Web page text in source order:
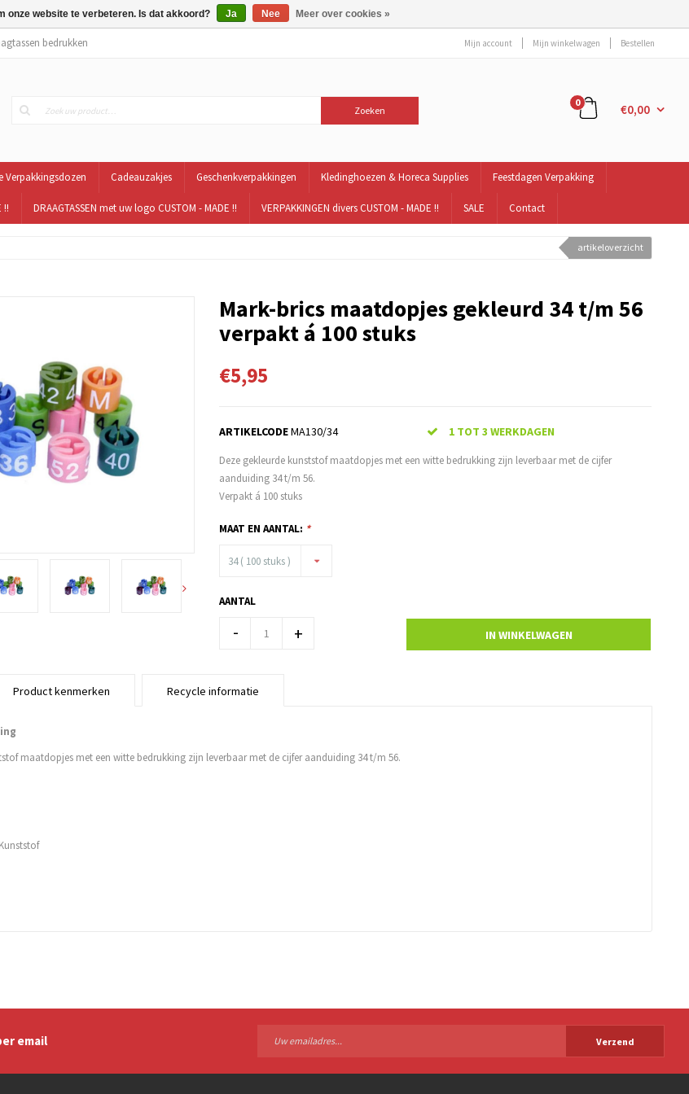
bedrukken Mijn account Mijn winkelwagen Bestellen
Zoeken
0 €0,00
Verpakkingsdozen Cadeauzakjes Geschenkverpakkingen Kledinghoezen & Horeca Supplies Feestdagen Verpakking
!! DRAAGTASSEN met uw logo CUSTOM - MADE !! VERPAKKINGEN divers CUSTOM - MADE !! SALE Contact
artikeloverzicht
Mark-brics maatdopjes gekleurd 34 t/m 56
verpakt á 100 stuks
€5,95
ARTIKELCODEMA130/34 1 TOT 3 WERKDAGEN
Deze gekleurde kunststof maatdopjes met een witte bedrukking zijn leverbaar met de cijfer
aanduiding 34 t/m 56.
Verpakt á 100 stuks
MAAT EN AANTAL: *
34 ( 100 stuks )
AANTAL
- + IN WINKELWAGEN
Product kenmerken Recycle informatie
maatdopjes met een witte bedrukking zijn leverbaar met de cijfer aanduiding 34 t/m 56.
email Verzend
onze website te verbeteren. Is dat akkoord? Ja Nee Meer over cookies »